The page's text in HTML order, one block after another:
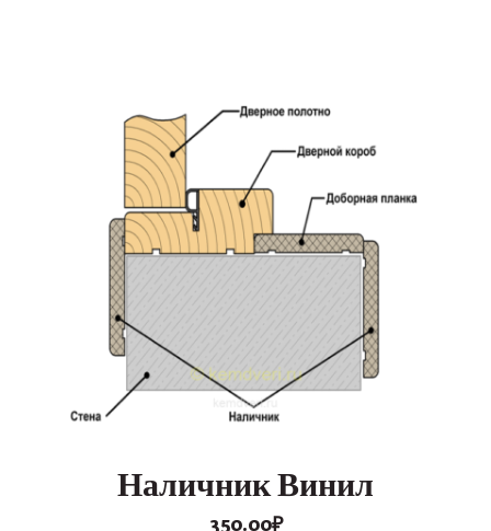
выбрать
странице
товара.
Наличник Винил
350.00₽